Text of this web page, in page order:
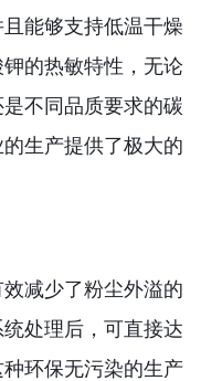
能够支持低温干燥
的热敏特性，无论
不同品质要求的碳
生产提供了极大的
减少了粉尘外溢的
处理后，可直接达
环保无污染的生产